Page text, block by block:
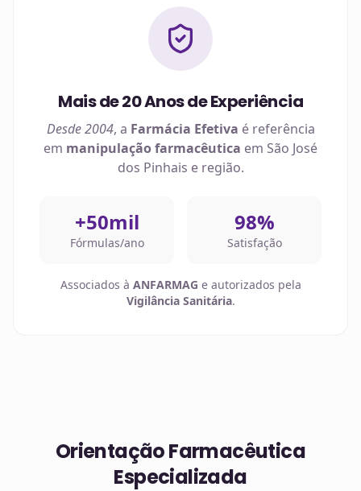
Mais de 20 Anos de Experiência
Desde 2004, a Farmácia Efetiva é referência
em manipulação farmacêutica em São José
dos Pinhais e região.
+50mil
Fórmulas/ano
98%
Satisfação
Associados à ANFARMAG e autorizados pela
Vigilância Sanitária.
Orientação Farmacêutica
Especializada